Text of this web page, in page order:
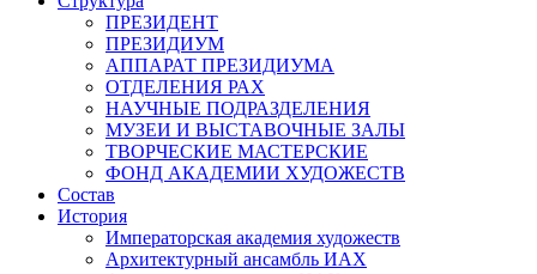
ПРЕЗИДЕНТ
ПРЕЗИДИУМ
АППАРАТ ПРЕЗИДИУМА
ОТДЕЛЕНИЯ РАХ
НАУЧНЫЕ ПОДРАЗДЕЛЕНИЯ
МУЗЕИ И ВЫСТАВОЧНЫЕ ЗАЛЫ
ТВОРЧЕСКИЕ МАСТЕРСКИЕ
ФОНД АКАДЕМИИ ХУДОЖЕСТВ
Состав
История
Императорская академия художеств
Архитектурный ансамбль ИАХ